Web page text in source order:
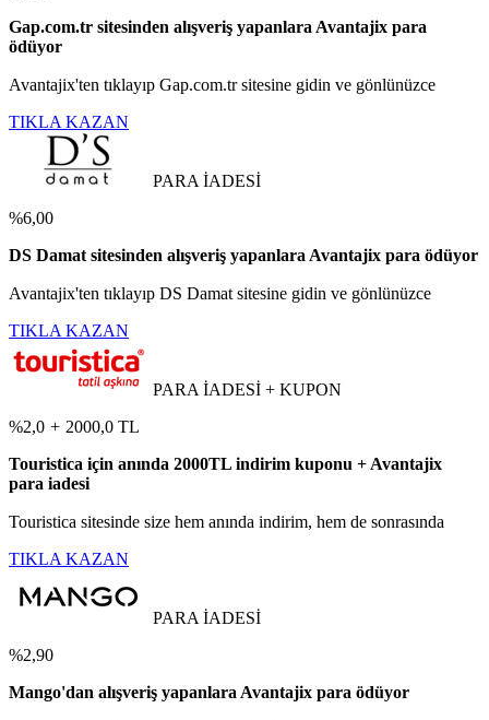
Gap.com.tr sitesinden alışveriş yapanlara Avantajix para
ödüyor
Avantajix'ten tıklayıp Gap.com.tr sitesine gidin ve gönlünüzce
TIKLA KAZAN
PARA İADESİ
%6,00
DS Damat sitesinden alışveriş yapanlara Avantajix para ödüyor
Avantajix'ten tıklayıp DS Damat sitesine gidin ve gönlünüzce
TIKLA KAZAN
PARA İADESİ + KUPON
%2,0 + 2000,0 TL
Touristica için anında 2000TL indirim kuponu + Avantajix
para iadesi
Touristica sitesinde size hem anında indirim, hem de sonrasında
TIKLA KAZAN
PARA İADESİ
%2,90
Mango'dan alışveriş yapanlara Avantajix para ödüyor